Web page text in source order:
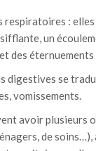
respiratoires :
un
des éternuements
digestives se
vomissements.
avoir plusieurs
de soins…),